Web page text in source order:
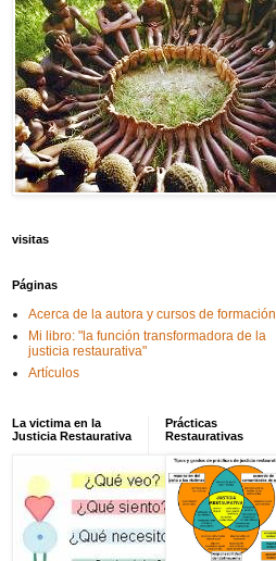
visitas
Páginas
Acerca de la autora y cursos de formación
Mi libro: "la función transformadora de la
justicia restaurativa"
Artículos
La victima en la
Justicia Restaurativa
Prácticas
Restaurativas